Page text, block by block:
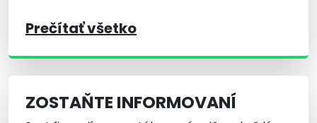
Prečítať všetko
ZOSTAŇTE INFORMOVANÍ